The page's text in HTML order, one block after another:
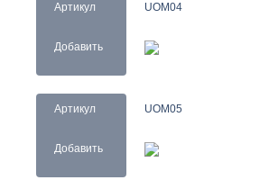
Артикул
Добавить
UOM04
Артикул
Добавить
UOM05